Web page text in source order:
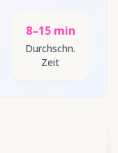
8–15 min
Durchschn.
Zeit